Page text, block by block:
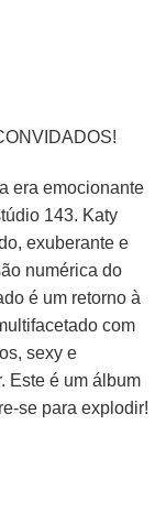
era emocionante
143. Katy
exuberante e
numérica do
é um retorno à
com
sexy e
Este é um álbum
se para explodir!